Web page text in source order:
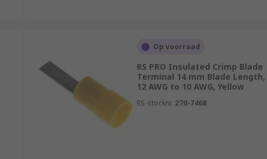
Op voorraad
RS PRO Insulated Crimp Blade
Terminal 14 mm Blade Length,
12 AWG to 10 AWG, Yellow
RS-stocknr. 270-7468